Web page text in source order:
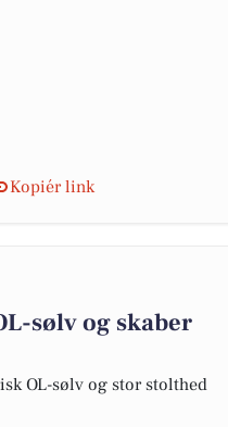
Kopiér link
sølv og skaber
OL-sølv og stor stolthed